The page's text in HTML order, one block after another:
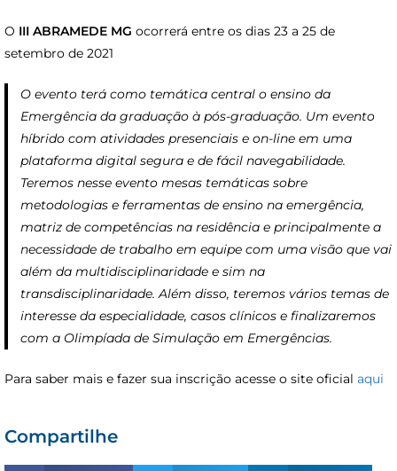
O III ABRAMEDE MG ocorrerá entre os dias 23 a 25 de
setembro de 2021
O evento terá como temática central o ensino da
Emergência da graduação à pós-graduação. Um evento
híbrido com atividades presenciais e on-line em uma
plataforma digital segura e de fácil navegabilidade.
Teremos nesse evento mesas temáticas sobre
metodologias e ferramentas de ensino na emergência,
matriz de competências na residência e principalmente a
necessidade de trabalho em equipe com uma visão que vai
além da multidisciplinaridade e sim na
transdisciplinaridade. Além disso, teremos vários temas de
interesse da especialidade, casos clínicos e finalizaremos
com a Olimpíada de Simulação em Emergências.
Para saber mais e fazer sua inscrição acesse o site oficial aqui
Compartilhe